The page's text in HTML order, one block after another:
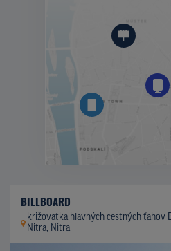
BILLBOARD
križovatka hlavných cestných ťahov
Nitra, Nitra